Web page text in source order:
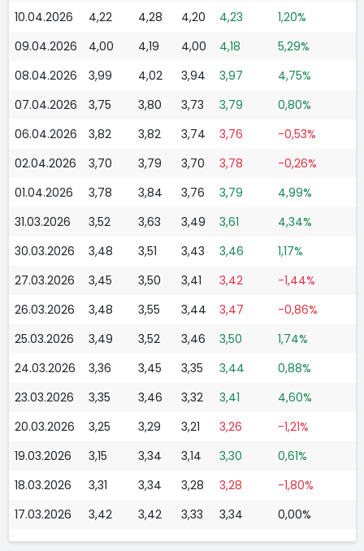
10.04.2026
4,22 4,28 4,20 4,23
1,20%
09.04.2026
4,00 4,19 4,00 4,18
5,29%
08.04.2026
3,99 4,02 3,94 3,97
4,75%
07.04.2026
3,75 3,80 3,73 3,79
0,80%
06.04.2026
3,82 3,82 3,74 3,76
-0,53%
02.04.2026
3,70 3,79 3,70 3,78
-0,26%
01.04.2026
3,78 3,84 3,76 3,79
4,99%
31.03.2026
3,52 3,63 3,49 3,61
4,34%
30.03.2026
3,48 3,51 3,43 3,46
1,17%
27.03.2026
3,45 3,50 3,41 3,42
-1,44%
26.03.2026
3,48 3,55 3,44 3,47
-0,86%
25.03.2026
3,49 3,52 3,46 3,50
1,74%
24.03.2026
3,36 3,45 3,35 3,44
0,88%
23.03.2026
3,35 3,46 3,32 3,41
4,60%
20.03.2026
3,25 3,29 3,21 3,26
-1,21%
19.03.2026
3,15 3,34 3,14 3,30
0,61%
18.03.2026
3,31 3,34 3,28 3,28
-1,80%
17.03.2026
3,42 3,42 3,33 3,34 0,00%